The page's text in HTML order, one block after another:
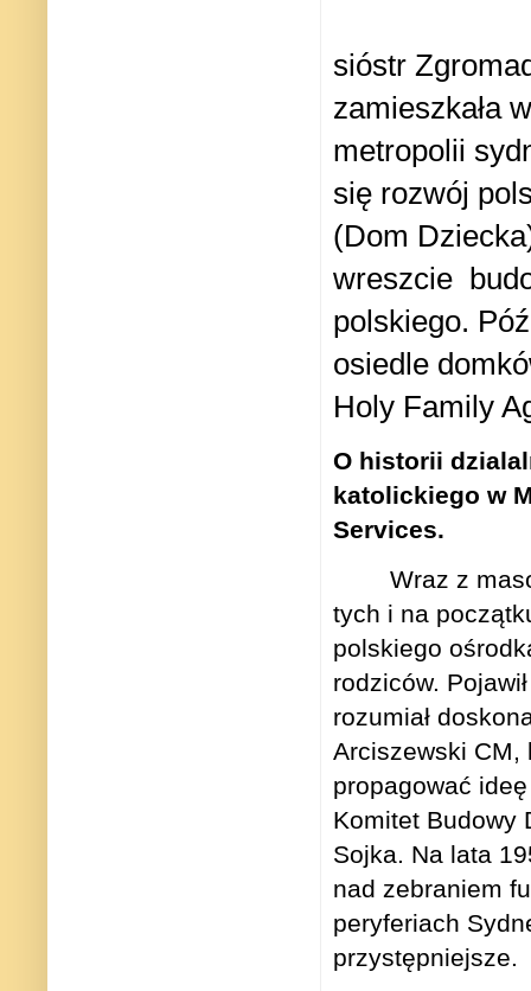
sióstr
zamieszkała
metropolii
się rozwój
(Dom
wreszcie
polskiego.
osiedle
Holy Family
O historii
katolickiego w
Services.
Wraz z
tych i na
polskiego
rodziców.
rozumiał
Arciszewski CM,
propagować
Komitet Budowy
Sojka. Na lata
nad zebraniem
peryferiach
przystępniejsze.